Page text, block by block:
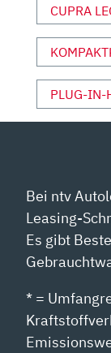
VON
YOUTUBE
ANZEIGEN
CUPRA
PLUG-IN-
Bei ntv
Leasing-
Es gibt
* =